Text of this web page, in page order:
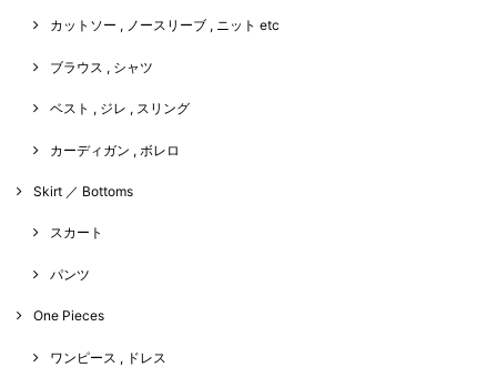
カットソー , ノースリーブ , ニット etc
ブラウス , シャツ
ベスト , ジレ , スリング
カーディガン , ボレロ
Skirt ／ Bottoms
スカート
パンツ
One Pieces
ワンピース , ドレス